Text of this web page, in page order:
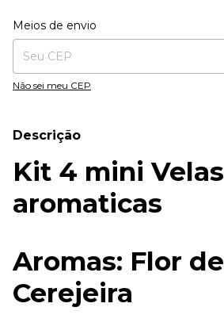
Entregas para o CEP:
Meios de envio
Não sei meu CEP
Descrição
Kit 4 mini Velas
aromaticas
Aromas: Flor de
Cerejeira